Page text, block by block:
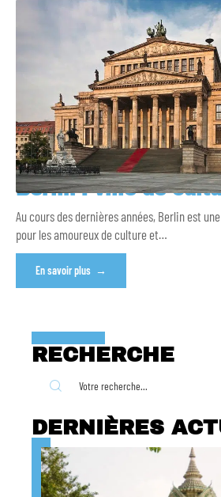
Berlin : ville de
Au cours des dernières années, Berlin est
pour les amoureux de culture et…
En savoir plus
RECHERCHE
DERNIÈRES